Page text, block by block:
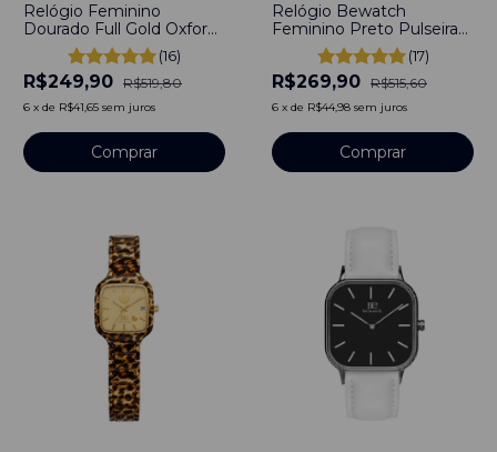
Relógio Feminino
Dourado Full Gold Oxford
Pulseira de Metal Full
Black 40mm Minimalista
de Aço Inoxidável
banhado a titânio
(16)
R$249,90 R$519,80
6 x de R$41,65 sem juros
Comprar
Relógio Bewatch
Feminino Preto Pulseira
De Couro Branco Petite
Full Black 32mm Aço
Inoxidável banhado a
titânio
(17)
R$269,90 R$515,60
6 x de R$44,98 sem juros
Comprar